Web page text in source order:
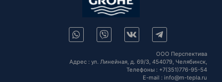
ООО Перспектива
Адрес : ул. Линейная, д. 69/3, 454079, Челябинск,
Телефоны : +7(351)776-95-54
E-mail : info@m-tepla.ru